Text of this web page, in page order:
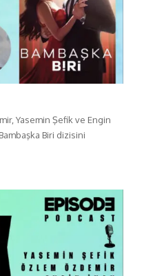
Yasemin Şefik ve Engin
Biri dizisini